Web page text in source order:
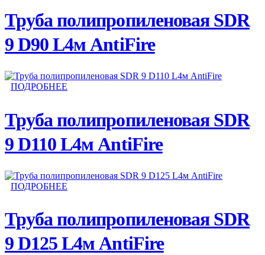
Труба полипропиленовая SDR
9 D90 L4м AntiFire
ПОДРОБНЕЕ
Труба полипропиленовая SDR
9 D110 L4м AntiFire
ПОДРОБНЕЕ
Труба полипропиленовая SDR
9 D125 L4м AntiFire